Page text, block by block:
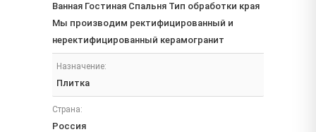
Ванная Гостиная Спальня Тип обработки края
Мы производим ректифицированный и
неректифицированный керамогранит
Назначение:
Плитка
Страна:
Россия